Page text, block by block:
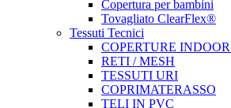
Copertura per bambini
Tovagliato ClearFlex®
Tessuti Tecnici
COPERTURE
RETI / MESH
TESSUTI URI
COPRIMATERASSO
TELI IN PVC